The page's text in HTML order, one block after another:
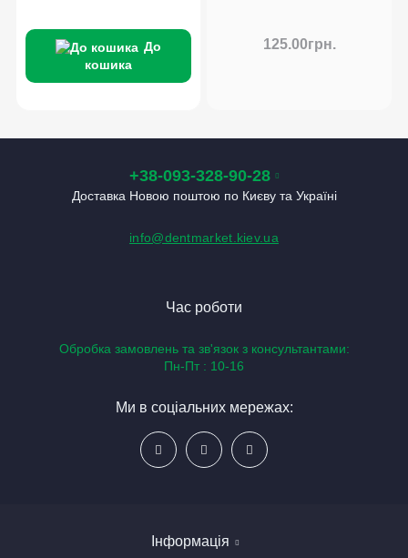
До
кошика
125.00грн.
+38-093-328-90-28
Доставка Новою поштою по Києву та Україні
info@dentmarket.kiev.ua
Інформація
Час роботи
Обробка замовлень та зв'язок з консультантами:
Пн-Пт : 10-16
Ми в соціальних мережах: